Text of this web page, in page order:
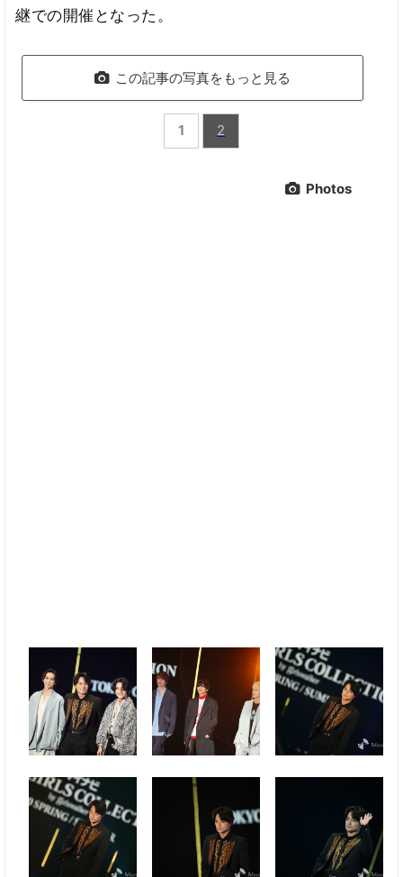
継での開催となった。
この記事の写真をもっと見る
1 2
Photos